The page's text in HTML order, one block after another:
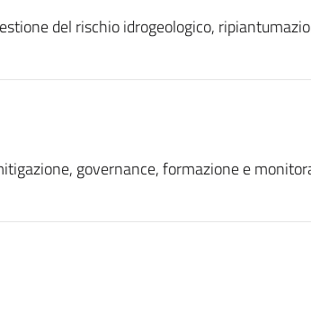
del rischio idrogeologico,
governance, formazione e